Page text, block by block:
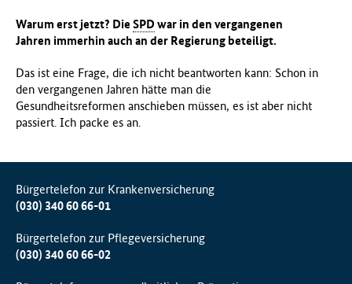
Warum erst jetzt? Die SPD war in den vergangenen
Jahren immerhin auch an der Regierung beteiligt.
Das ist eine Frage, die ich nicht beantworten kann: Schon in
den vergangenen Jahren hätte man die
Gesundheitsreformen anschieben müssen, es ist aber nicht
passiert. Ich packe es an.
Bürgertelefon zur Krankenversicherung
(030) 340 60 66-01
Bürgertelefon zur Pflegeversicherung
(030) 340 60 66-02